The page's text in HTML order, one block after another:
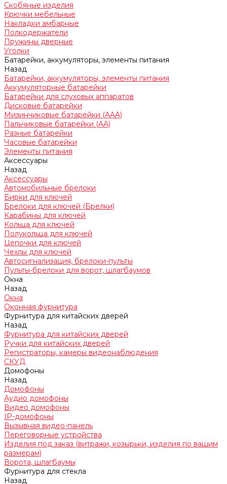
Скобяные изделия
Крючки мебельные
Накладки амбарные
Полкодержатели
Пружины дверные
Уголки
Батарейки, аккумуляторы, элементы питания
Назад
Батарейки, аккумуляторы, элементы питания
Аккумуляторные батарейки
Батарейки для слуховых аппаратов
Дисковые батарейки
Мизинчиковые батарейки (AAA)
Пальчиковые батарейки (AA)
Разные батарейки
Часовые батарейки
Элементы питания
Аксессуары
Назад
Аксессуары
Автомобильные брелоки
Бирки для ключей
Брелоки для ключей (Брелки)
Карабины для ключей
Кольца для ключей
Полукольца для ключей
Цепочки для ключей
Чехлы для ключей
Автосигнализация, брелоки-пульты
Пульты-брелоки для ворот, шлагбаумов
Окна
Назад
Окна
Оконная фурнитура
Фурнитура для китайских дверей
Назад
Фурнитура для китайских дверей
Ручки для китайских дверей
Регистраторы, камеры видеонаблюдения
СКУД
Домофоны
Назад
Домофоны
Аудио домофоны
Видео домофоны
IP-домофоны
Вызывная видео-панель
Переговорные устройства
Изделия под заказ (витражи, козырьки, изделия по вашим
размерам)
Ворота, шлагбаумы
Фурнитура для стекла
Назад